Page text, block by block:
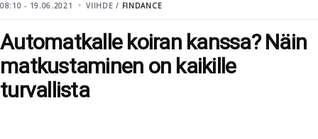
08:10 - 19.06.2021 VIIHDE / FINDANCE
Automatkalle koiran kanssa? Näin
matkustaminen on kaikille
turvallista